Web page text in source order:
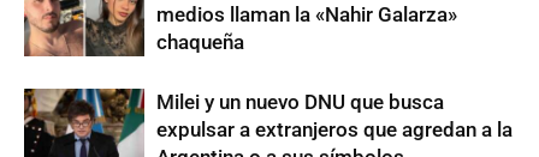
medios llaman la «Nahir Galarza»
chaqueña
Milei y un nuevo DNU que busca
expulsar a extranjeros que agredan a la